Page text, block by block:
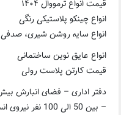
قیمت انواع ترمووال ۱۴۰۴
انواع چینکو پلاستیکی رنگی
انواع سایه روشن شیری،
انواع عایق نوین ساختمانی
قیمت کارتن پلاست رولی
– بین 50 الی 100 نفر نیروی انسانی